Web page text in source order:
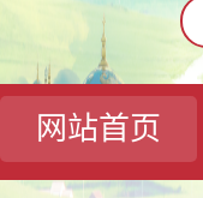
网站首页